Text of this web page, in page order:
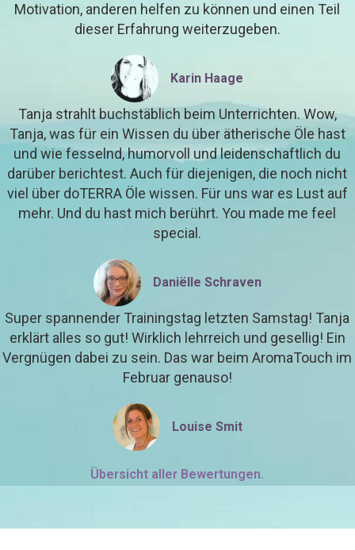
Motivation, anderen helfen zu können und einen Teil
dieser Erfahrung weiterzugeben.
Karin Haage
Tanja strahlt buchstäblich beim Unterrichten. Wow,
Tanja, was für ein Wissen du über ätherische Öle hast
und wie fesselnd, humorvoll und leidenschaftlich du
darüber berichtest. Auch für diejenigen, die noch nicht
viel über doTERRA Öle wissen. Für uns war es Lust auf
mehr. Und du hast mich berührt. You made me feel
special.
Daniëlle Schraven
Super spannender Trainingstag letzten Samstag! Tanja
erklärt alles so gut! Wirklich lehrreich und gesellig! Ein
Vergnügen dabei zu sein. Das war beim AromaTouch im
Februar genauso!
Louise Smit
Übersicht aller Bewertungen.